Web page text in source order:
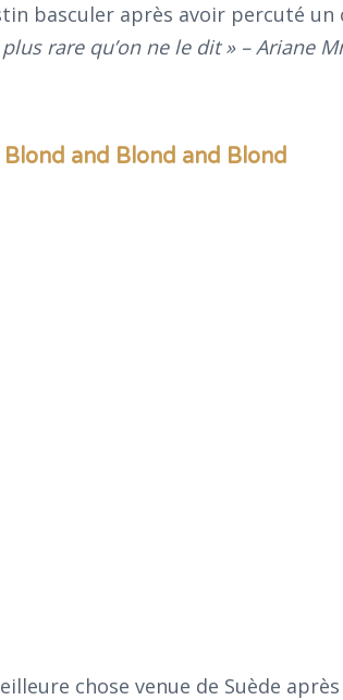
basculer après avoir percuté un
rare qu’on ne le dit » – Ariane
and Blond and Blond
chose venue de Suède